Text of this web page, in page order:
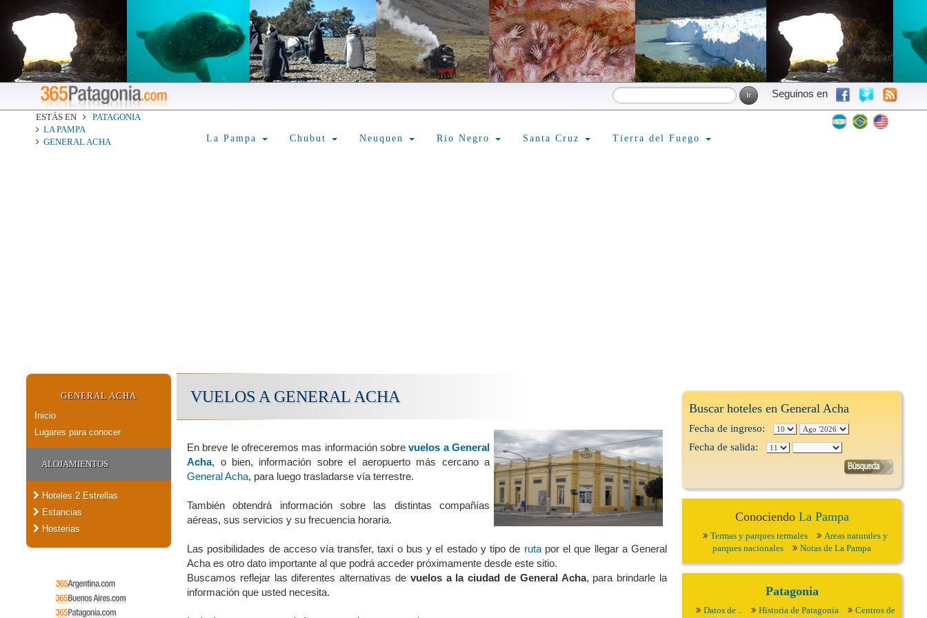
Seguinos en
ESTÁS EN
PATAGONIA
LA PAMPA
GENERAL ACHA
La Pampa Chubut Neuquen Rio Negro Santa Cruz Tierra del Fuego
GENERAL ACHA
Inicio
Lugares para conocer
ALOJAMIENTOS
Hoteles 2 Estrellas
Estancias
Hosterias
VUELOS A GENERAL ACHA
En breve le ofreceremos mas información sobrevuelos a General
Acha, o bien, información sobre el aeropuerto más cercano a
General Acha, para luego trasladarse vía terrestre.
También obtendrá información sobre las distintas compañías
aéreas, sus servicios y su frecuencia horaria.
Las posibilidades de acceso vía transfer, taxi o bus y el estado y tipo de rutapor el que llegar a General
Acha es otro dato importante al que podrá acceder próximamente desde este sitio.
Buscamos reflejar las diferentes alternativas de vuelos a la ciudad de General Acha, para brindarle la
información que usted necesita.
Buscar hoteles en General Acha
Fecha de ingreso:
Fecha de salida:
Conociendo La Pampa
Termas y parques termales
Areas naturales y
parques nacionales
Notas de La Pampa
Patagonia
Datos de .. Historia de Patagonia
Centros de